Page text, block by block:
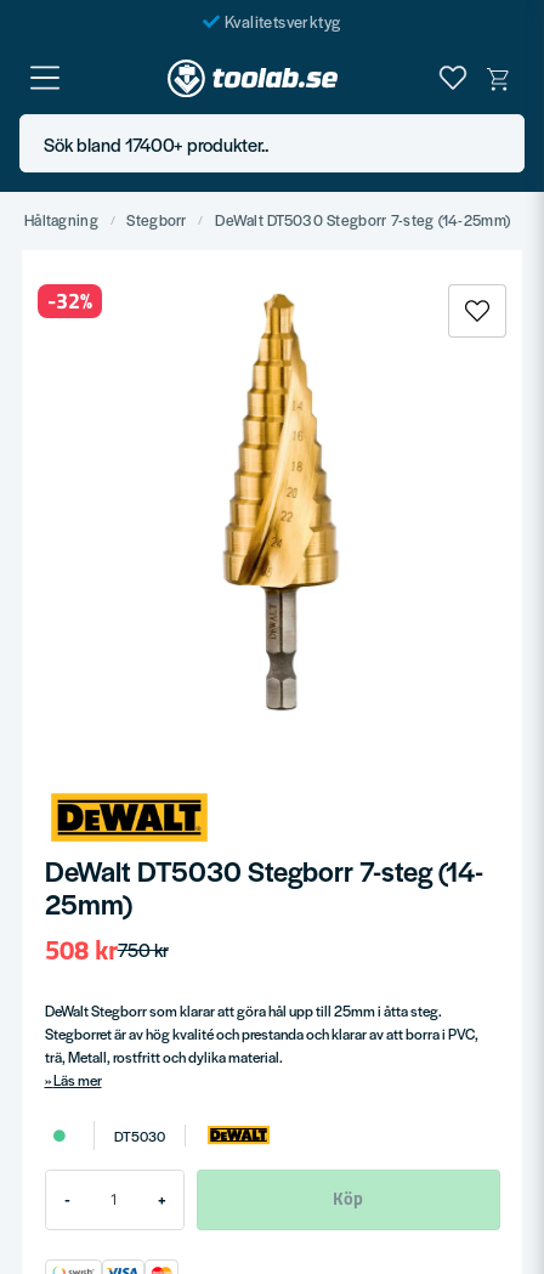
Kvalitetsverktyg
Fraktfritt över 999 SEK*
En järnhandel för alla
Butik i Göteborg
Sök bland 17400+ produkter..
Håltagning Stegborr DeWalt DT5030 Stegborr 7-steg (14-25mm)
-32%
DeWalt DT5030 Stegborr 7-steg (14-
25mm)
750 kr
508 kr
DeWalt Stegborr som klarar att göra hål upp till 25mm i åtta steg.
Stegborret är av hög kvalité och prestanda och klarar av att borra i PVC,
trä, Metall, rostfritt och dylika material.
Läs mer
DT5030
- + Köp